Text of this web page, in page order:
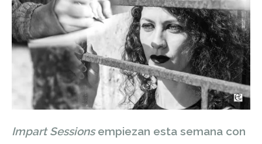
Impart Sessionsempiezan esta semana con